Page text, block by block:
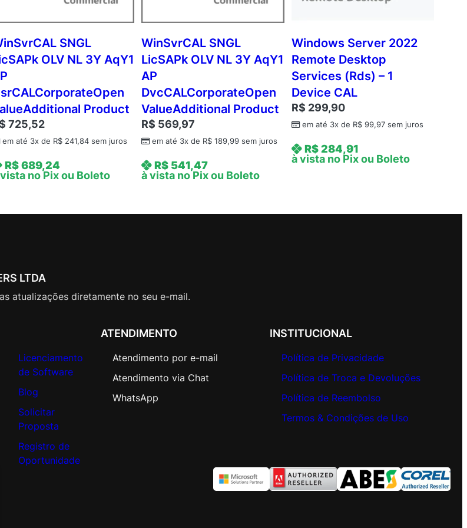
SNGL
OLV NL 3Y AqY1
Product
725,52
em até 3x de R$241,84sem juros
R$689,24
no Pix ou Boleto
WinSvrCAL SNGL
LicSAPk OLV NL 3Y AqY1
AP
DvcCALCorporateOpen
ValueAdditional Product
R$ 569,97
em até 3x de R$ 189,99 sem juros
R$ 541,47
à vista no Pix ou Boleto
Windows Server 2022
Remote Desktop
Services (Rds) – 1
Device CAL
R$ 299,90
em até 3x de R$99,97sem juros
R$284,91
à vista no Pix ou Boleto
LTDA
atualizações diretamente no seu e-mail.
Licenciamento
de Software
Blog
Solicitar
Proposta
Registro de
Oportunidade
ATENDIMENTO
Atendimento por e-mail
Atendimento via Chat
WhatsApp
INSTITUCIONAL
Política de Privacidade
Política de Troca e Devoluções
Política de Reembolso
Termos & Condições de Uso